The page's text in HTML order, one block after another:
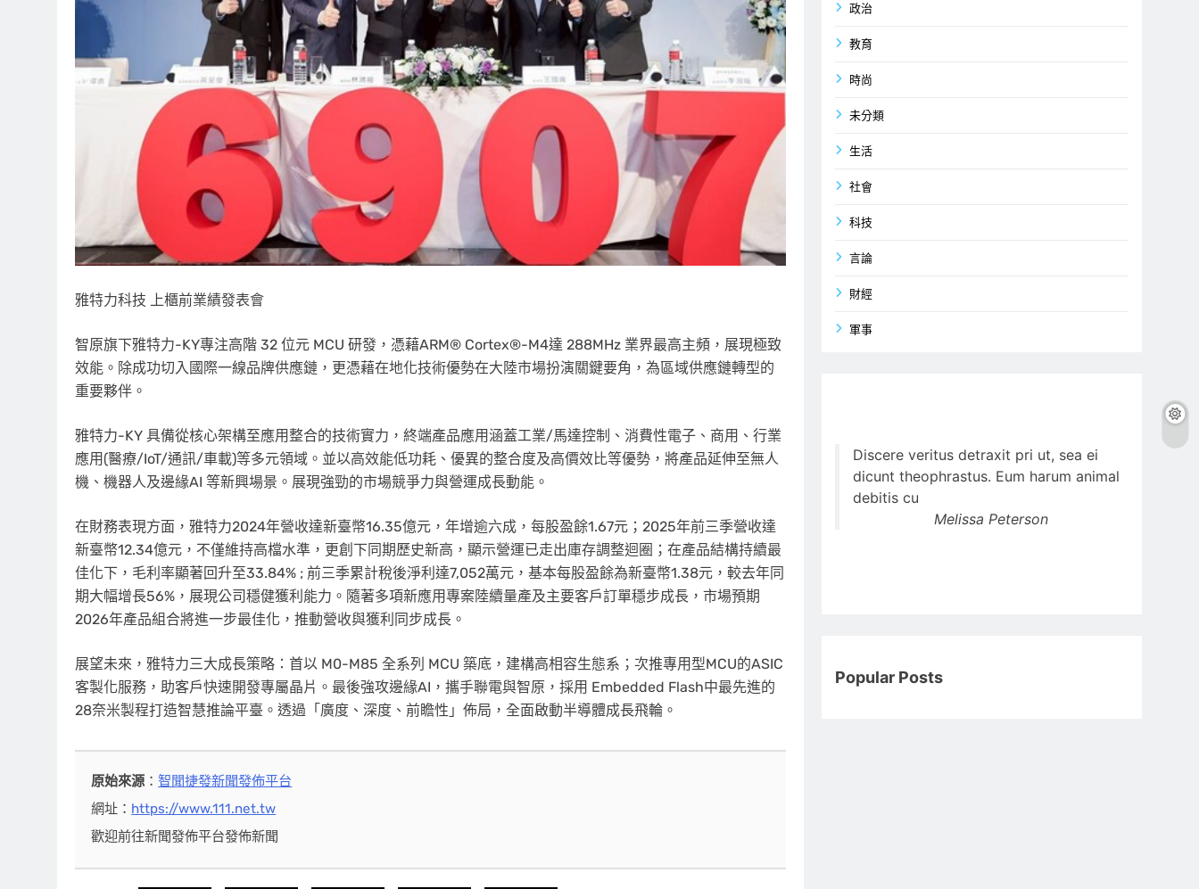
雅特力科技 上櫃前業績發表會
智原旗下雅特力-KY專注高階 32 位元 MCU 研發，憑藉ARM® Cortex®-M4達 288MHz 業界最高主頻，展現極致
效能。除成功切入國際一線品牌供應鏈，更憑藉在地化技術優勢在大陸市場扮演關鍵要角，為區域供應鏈轉型的
重要夥伴。
雅特力-KY 具備從核心架構至應用整合的技術實力，終端產品應用涵蓋工業/馬達控制、消費性電子、商用、行業
應用(醫療/IoT/通訊/車載)等多元領域。並以高效能低功耗、優異的整合度及高價效比等優勢，將產品延伸至無人
機、機器人及邊緣AI 等新興場景。展現強勁的市場競爭力與營運成長動能。
在財務表現方面，雅特力2024年營收達新臺幣16.35億元，年增逾六成，每股盈餘1.67元；2025年前三季營收達
新臺幣12.34億元，不僅維持高檔水準，更創下同期歷史新高，顯示營運已走出庫存調整迴圈；在產品結構持續最
佳化下，毛利率顯著回升至33.84% ; 前三季累計稅後淨利達7,052萬元，基本每股盈餘為新臺幣1.38元，較去年同
期大幅增長56%，展現公司穩健獲利能力。隨著多項新應用專案陸續量產及主要客戶訂單穩步成長，市場預期
2026年產品組合將進一步最佳化，推動營收與獲利同步成長。
展望未來，雅特力三大成長策略：首以 M0-M85 全系列 MCU 築底，建構高相容生態系；次推專用型MCU的ASIC
客製化服務，助客戶快速開發專屬晶片。最後強攻邊緣AI，攜手聯電與智原，採用 Embedded Flash中最先進的
28奈米製程打造智慧推論平臺。透過「廣度、深度、前瞻性」佈局，全面啟動半導體成長飛輪。
原始來源 ：智聞捷發新聞發佈平台
網址： https://www.111.net.tw
歡迎前往新聞發佈平台發佈新聞
政治
教育
時尚
未分類
生活
社會
科技
言論
財經
軍事
Discere veritus detraxit pri ut, sea ei
dicunt theophrastus. Eum harum animal
debitis cu
Melissa Peterson
Popular Posts